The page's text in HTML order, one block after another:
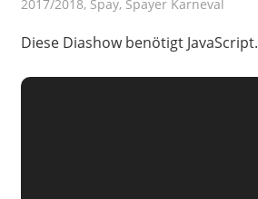
2017/2018, Spay, Spayer Karneval
Diese Diashow benötigt JavaScript.